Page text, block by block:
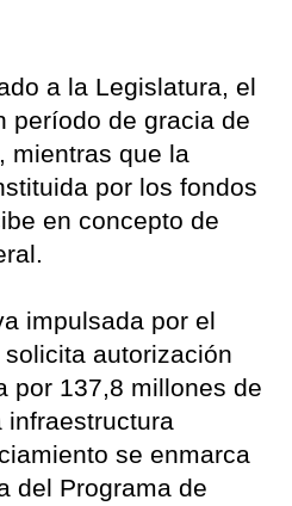
a la Legislatura, el
período de gracia de
mientras que la
por los fondos
en concepto de
impulsada por el
autorización
por 137,8 millones de
infraestructura
se enmarca
del Programa de